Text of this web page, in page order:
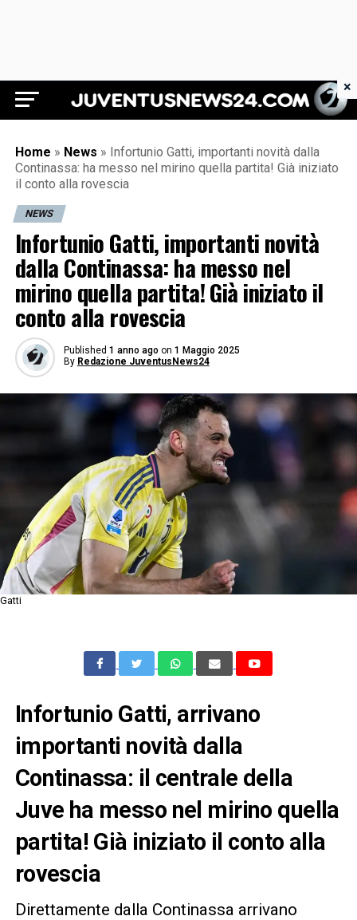
Juventus News 24
Home » News » Infortunio Gatti, importanti novità dalla
Continassa: ha messo nel mirino quella partita! Già iniziato
il conto alla rovescia
NEWS
Infortunio Gatti, importanti novità
dalla Continassa: ha messo nel
mirino quella partita! Già iniziato il
conto alla rovescia
Published 1 anno ago on 1 Maggio 2025
By Redazione JuventusNews24
Gatti
Infortunio Gatti, arrivano
importanti novità dalla
Continassa: il centrale della
Juve ha messo nel mirino quella
partita! Già iniziato il conto alla
rovescia
Direttamente dalla Continassa arrivano
×